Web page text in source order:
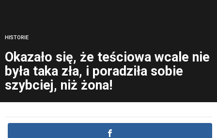
HISTORIE
Okazało się, że teściowa wcale nie
była taka zła, i poradziła sobie
szybciej, niż żona!